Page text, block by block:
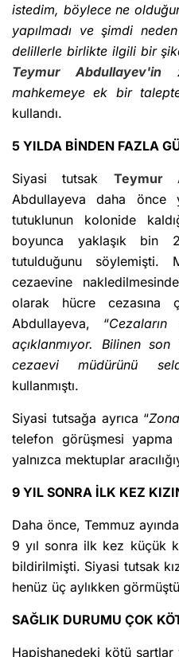
istedim, böylece ne
yapılmadı ve şimdi
delillerle birlikte ilgili bir
Teymur Abdullayev'in
mahkemeye ek bir
kullandı.
5 YILDA BİNDEN FAZLA
Siyasi tutsak Teymur
Abdullayeva daha önce
tutuklunun kolonide
boyunca yaklaşık bin
tutulduğunu söylemişti.
cezaevine
olarak hücre cezasına
Abdullayeva, “
açıklanmıyor. Bilinen
cezaevi müdürünü
kullanmıştı.
Siyasi tutsağa ayrıca “
telefon görüşmesi yapma
yalnızca mektuplar
9 YIL SONRA İLK KEZ
Daha önce, Temmuz
9 yıl sonra ilk kez küçük
bildirilmişti. Siyasi tutsak
henüz üç aylıkken
SAĞLIK DURUMU ÇOK
Hapishanedeki kötü